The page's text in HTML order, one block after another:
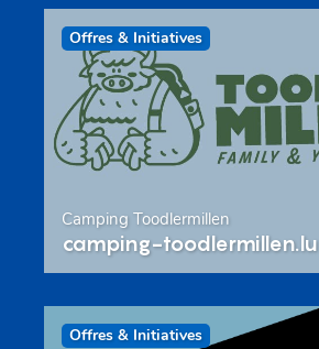
Offres & Initiatives
Camping Toodlermillen
camping-toodlermillen.lu
Offres & Initiatives